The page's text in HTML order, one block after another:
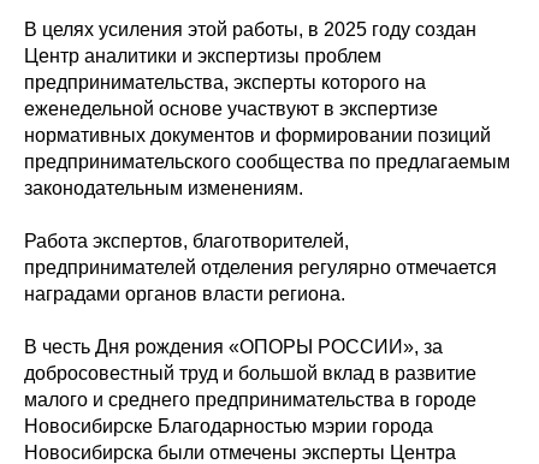
В целях усиления этой работы, в 2025 году создан
Центр аналитики и экспертизы проблем
предпринимательства, эксперты которого на
еженедельной основе участвуют в экспертизе
нормативных документов и формировании позиций
предпринимательского сообщества по предлагаемым
законодательным изменениям.
Работа экспертов, благотворителей,
предпринимателей отделения регулярно отмечается
наградами органов власти региона.
В честь Дня рождения «ОПОРЫ РОССИИ», за
добросовестный труд и большой вклад в развитие
малого и среднего предпринимательства в городе
Новосибирске Благодарностью мэрии города
Новосибирска были отмечены эксперты Центра